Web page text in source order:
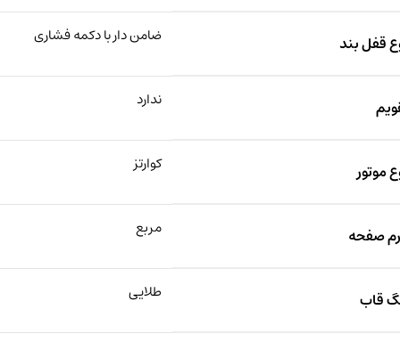
قفل بند ضامن دار با دکمه فشاری
ندارد
موتور کوارتز
صفحه مربع
قاب طلایی